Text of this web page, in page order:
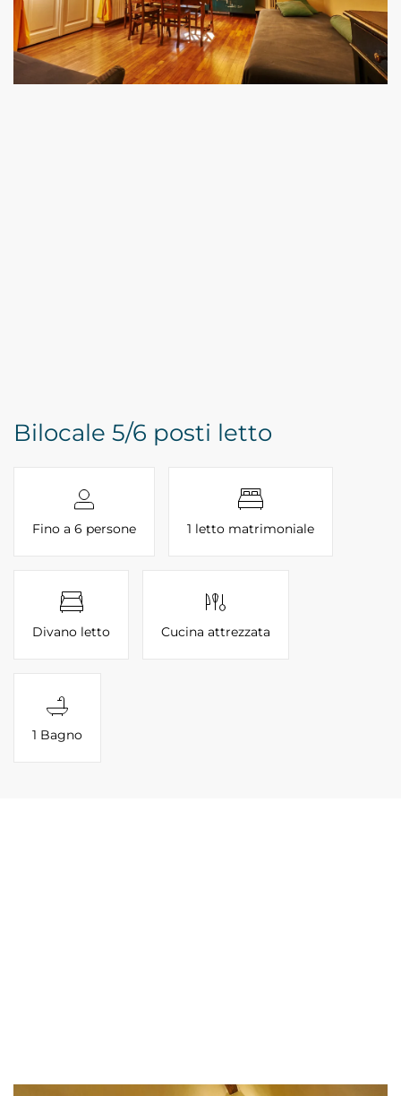
Bilocale 5/6 posti letto
Fino a 6 persone 1 letto matrimoniale
Divano letto Cucina attrezzata
1 Bagno